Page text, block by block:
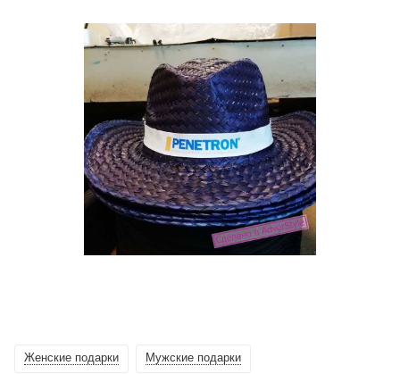
Женские подарки Мужские подарки